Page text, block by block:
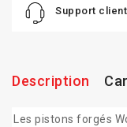
Support
Description
Les pistons forgés